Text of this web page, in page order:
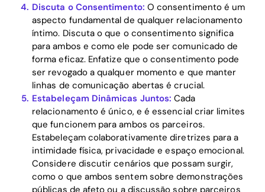
Discuta o Consentimento: O consentimento é um
aspecto fundamental de qualquer relacionamento
íntimo. Discuta o que o consentimento significa
para ambos e como ele pode ser comunicado de
forma eficaz. Enfatize que o consentimento pode
ser revogado a qualquer momento e que manter
linhas de comunicação abertas é crucial.
Estabeleçam Dinâmicas Juntos: Cada
relacionamento é único, e é essencial criar limites
que funcionem para ambos os parceiros.
Estabeleçam colaborativamente diretrizes para a
intimidade física, privacidade e espaço emocional.
Considere discutir cenários que possam surgir,
como o que ambos sentem sobre demonstrações
públicas de afeto ou a discussão sobre parceiros